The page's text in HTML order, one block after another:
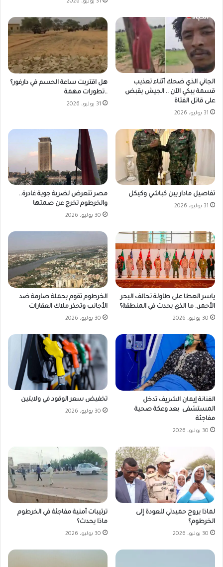
31 يوليو، 2026
الجاني الذي ضحك أثناء تعذيب
قسمة يبكي الآن .. الجيش يقبض
على قاتل الفتاة
31 يوليو، 2026
هل اقتربت ساعة الحسم في دارفور؟
..تطورات مهمة
31 يوليو، 2026
تفاصيل مادار بين كباشي وكيكل
31 يوليو، 2026
مصر تتعرض لضربة جوية غادرة..
والخرطوم تخرج عن صمتها
30 يوليو، 2026
ياسر العطا على طاولة تحالف البحر
الأحمر.. ما الذي يحدث في المنطقة؟
30 يوليو، 2026
الخرطوم تقوم بحملة صارمة ضد
الأجانب وتحذر ملاك العقارات
30 يوليو، 2026
الفنانة إيمان الشريف تدخل
المستشفى بعد وعكة صحية
مفاجئة
30 يوليو، 2026
تخفيض سعر الوقود في ولايتين
30 يوليو، 2026
لماذا يروج حميدتي للعودة إلى
الخرطوم؟
30 يوليو، 2026
ترتيبات أمنية مفاجئة في الخرطوم
ماذا يحدث؟
30 يوليو، 2026